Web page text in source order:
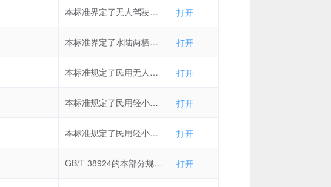
本标准界定了无人驾驶航空器系统的基础术语、机体术语、机载系统术语、动力装置术语、任务载荷术语、控制站术语、数据链术语、发射与回收术语和使用与维护术语。本标准适用于无人驾驶航空器系统的管理、研制、交付和使用与维护。本标准中未定义的术语,可在有关标准中另行规定。 打开
本标准界定了水陆两栖飞机术语，包括分类、构型、水动性能、水上运行特性、腐蚀防护、水上飞行环境、水上机场、任务系统术语。本标准适用于水陆两栖飞机。 打开
本标准规定了民用无人机系统型号的命名组成和命名方法。本标准适用于民用无人机系统行业管理、研制生产、销售、使用维护的型号命名。 打开
本标准规定了民用轻小型无人机系统(含飞行器和地面站，以下简称无人机系统)电磁兼容性要求与试验方法，包括电磁发射和抗扰度试验项目、试验要求、试验条件、试验设备、试验方法和试验报告。本标准适用于民用轻小型无人机系统(起飞重量在0.25 kg^}150 kg之间)的设计、制造和试验，其他类型无人机系统亦可参照执行。 打开
本标准规定了民用轻小型无人直升机飞行控制系统的通用要求、验证试验、标识、包装、运输和储存。本标准适用于民用轻小型无人直升机(起飞重量在0.25 kg～150 kg之间)飞行控制系统及其部件的设计与验证。其他无人驾驶航空器飞行控制系统可参照执行。 打开
GB/T 38924的本部分规定了民用轻小型无人机(起飞重量在0.25 kg～150 kg之间)系统(含飞行器和地面站)砂尘试验的试验条件、试验设备和仪器、试验过程、试验中断和恢复、试验结果评定和试验报告。本部分适用于在使用过程中可能会受到砂尘环境影响的民用轻小型无人机系统，以此来确定民用轻小型无人机系统对以适中速度运动的风或气流所携带的砂尘环境的耐受能力。 打开